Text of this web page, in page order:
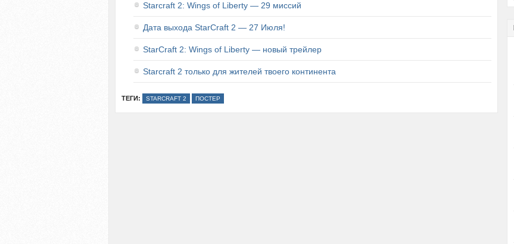
Starcraft 2: Wings of Liberty — 29 миссий
Дата выхода StarCraft 2 — 27 Июля!
StarCraft 2: Wings of Liberty — новый трейлер
Starcraft 2 только для жителей твоего континента
ТЕГИ: STARCRAFT 2 ПОСТЕР